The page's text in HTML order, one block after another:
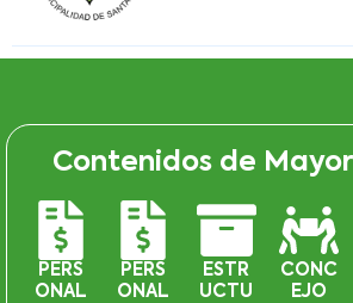
Contenidos de
PERS
ONAL
PERS
ONAL
ESTR
UCTU
CONC
EJO